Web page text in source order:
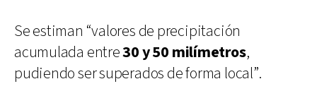
Se estiman “valores de precipitación
acumulada entre30 y 50 milímetros,
pudiendo ser superados de forma local”.